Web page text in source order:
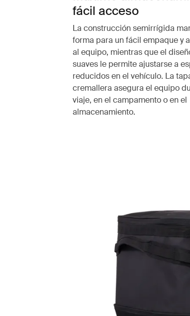
fácil acceso
La construcción semirrígida
forma para un fácil empaque y
al equipo, mientras que el
suaves le permite ajustarse a
reducidos en el vehículo. La
cremallera asegura el equipo
viaje, en el campamento o en el
almacenamiento.